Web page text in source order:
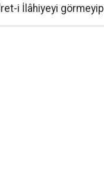
i İlâhiyeyi görmeyip